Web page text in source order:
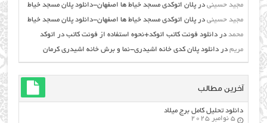
مجید حسینی درپلان اتوکدی مسجد خیاط ها اصفهان-دانلود پلان مسجد خیاط
مجید حسینی درپلان اتوکدی مسجد خیاط ها اصفهان-دانلود پلان مسجد خیاط
محمد دردانلود فونت کاتب اتوکد+نحوه استفاده از فونت کاتب در اتوکد
مریم دردانلود پلان کدی خانه اشیدری-نما و برش خانه اشیدری کرمان
آخرین مطالب
دانلود تحلیل کامل برج میلاد
5 نوامبر 2025